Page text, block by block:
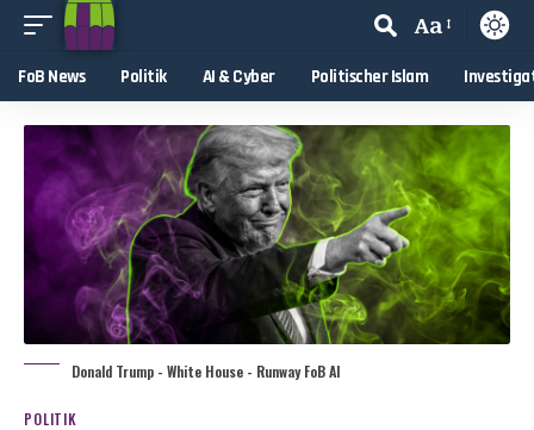
Aa
FoB News Politik AI & Cyber Politischer Islam
Donald Trump - White House - Runway FoB AI
POLITIK